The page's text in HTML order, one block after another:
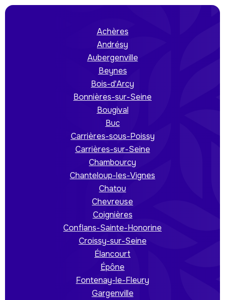
Achères
Andrésy
Aubergenville
Beynes
Bois-d'Arcy
Bonnières-sur-Seine
Bougival
Buc
Carrières-sous-Poissy
Carrières-sur-Seine
Chambourcy
Chanteloup-les-Vignes
Chatou
Chevreuse
Coignières
Conflans-Sainte-Honorine
Croissy-sur-Seine
Élancourt
Épône
Fontenay-le-Fleury
Gargenville